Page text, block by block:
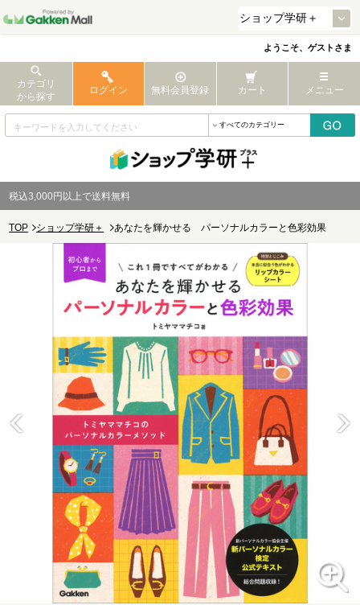
ようこそ、ゲストさま
カテゴリ
から探す
ログイン 無料会員登録 カート メニュー
税込3,000円以上で送料無料
TOP ショップ学研＋ あなたを輝かせる パーソナルカラーと色彩効果